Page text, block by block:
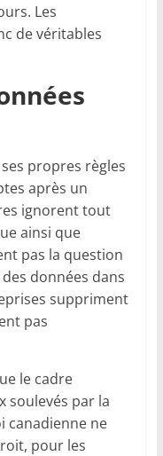
Les
de véritables
propres règles
après un
ignorent tout
ainsi que
pas la question
données dans
suppriment
pas
le cadre
soulevés par la
canadienne ne
pour les